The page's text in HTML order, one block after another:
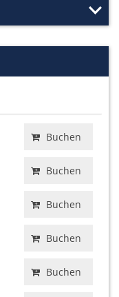
Buchen
Buchen
Buchen
Buchen
Buchen